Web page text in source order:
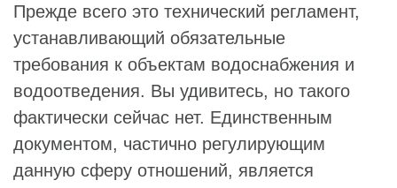
Прежде всего это технический регламент,
устанавливающий обязательные
требования к объектам водоснабжения и
водоотведения. Вы удивитесь, но такого
фактически сейчас нет. Единственным
документом, частично регулирующим
данную сферу отношений, является